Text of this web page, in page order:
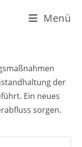
Menü
der
Ein neues
sorgen.